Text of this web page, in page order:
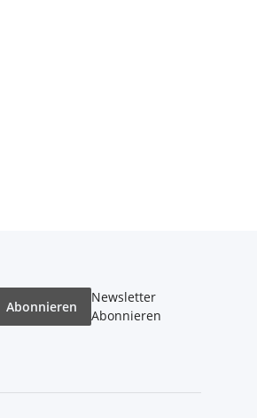
Abonnieren
Newsletter
Abonnieren